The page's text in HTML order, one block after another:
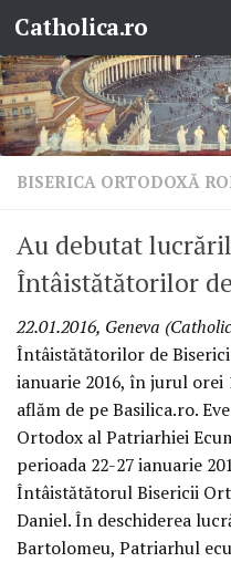
Skip to content
Catholica.ro
BISERICA ORTODOXĂ
Au debutat
Întâistătătorilor
22.01.2016, Geneva
Întâistătătorilor de
ianuarie 2016, în jurul orei
aflăm de pe Basilica.ro.
Ortodox al Patriarhiei
perioada 22-27 ianuarie
Întâistătătorul Bisericii
Daniel. În deschiderea
Bartolomeu, Patriarhul